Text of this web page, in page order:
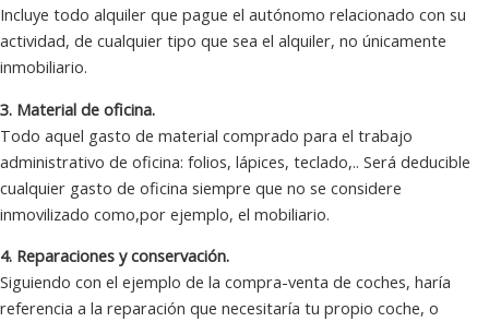
Incluye todo alquiler que pague el autónomo relacionado con su
actividad, de cualquier tipo que sea el alquiler, no únicamente
inmobiliario.
3. Material de oficina.
Todo aquel gasto de material comprado para el trabajo
administrativo de oficina: folios, lápices, teclado,.. Será deducible
cualquier gasto de oficina siempre que no se considere
inmovilizado como,por ejemplo, el mobiliario.
4. Reparaciones y conservación.
Siguiendo con el ejemplo de la compra-venta de coches, haría
referencia a la reparación que necesitaría tu propio coche, o